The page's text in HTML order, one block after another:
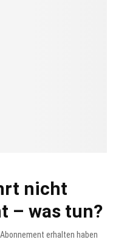
nicht
– was tun?
erhalten haben